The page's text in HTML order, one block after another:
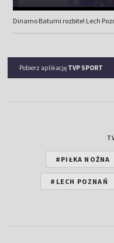
Dinamo Batumi rozbite! Lech
Pobierz aplikację TVP SPORT
#PIŁKA NOŻNA
#LECH POZNAŃ